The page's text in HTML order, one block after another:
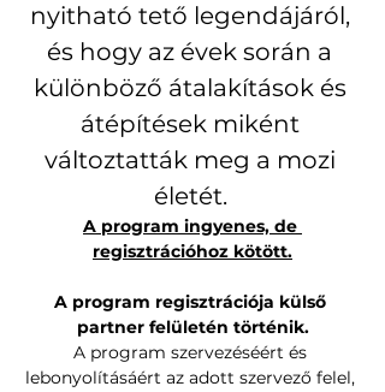
nyitható tető legendájáról,
és hogy az évek során a
különböző átalakítások és
átépítések miként
változtatták meg a mozi
életét.
A program ingyenes, de
regisztrációhoz kötött.
A program regisztrációja külső
partner felületén történik.
A program szervezéséért és
lebonyolításáért az adott szervező felel,